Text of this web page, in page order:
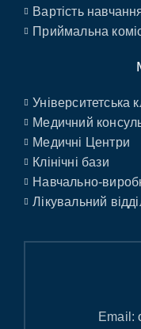
Вартість
Приймальна
Університетська
Медичний
Медичні Центри
Клінічні бази
Навчально-
Лікувальний
Email: